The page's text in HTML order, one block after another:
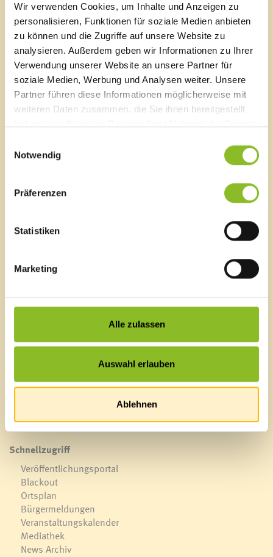
Wir verwenden Cookies, um Inhalte und Anzeigen zu
personalisieren, Funktionen für soziale Medien anbieten
zu können und die Zugriffe auf unsere Website zu
analysieren. Außerdem geben wir Informationen zu Ihrer
Verwendung unserer Website an unsere Partner für
soziale Medien, Werbung und Analysen weiter. Unsere
Partner führen diese Informationen möglicherweise mit
weiteren Daten zusammen, die Sie ihnen bereitgestellt
Notwendig
Präferenzen
Statistiken
Marketing
Alle zulassen
Auswahl erlauben
Ablehnen
schriftlich die E-Werke Frastanz verständigt.
Gas:
Die Arbeiten an der Gasleitung können zu einem
Ausfall der Gasversorgung in einem kleinen Gebiet um
den Baustellenbereich führen. Dieser Ausfall wird nicht
länger als 2 Stunden andauern, daher ist mit keinen
relevanten Auswirkungen für die Haushalte zu
rechnen. Die betroffenen Personen werden schriftlich
verständigt, sobald der genaue Zeitpunkt dieser
Zu einer Unterbrechung der Wasserversorgung wird es
nur in einem sehr begrenzten Gebiet für kurze Zeit
verständigt, sobald der genaue Zeitpunkt dieser
Marktgemeinde Frastanz
A-6820 Frastanz, Österreich
T0043 5522 51534-0
F 0043 5522 51534-6
E-Mail an das Gemeindeamt
Schnellzugriff
Veröffentlichungsportal
Blackout
Ortsplan
Bürgermeldungen
Veranstaltungskalender
Mediathek
News Archiv